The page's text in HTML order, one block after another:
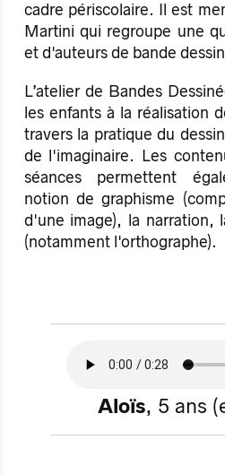
cadre périscolaire. Il est
Martini qui regroupe une
et d'auteurs de bande
L’atelier de Bandes
les enfants à la réalisation
travers la pratique du
de l'imaginaire. Les
séances permettent
notion de graphisme
d'une image), la narration,
(notamment l'orthographe).
Aloïs, 5 ans